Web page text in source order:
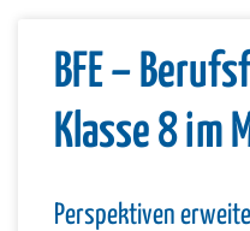
BFE –
Klasse 8 im
Perspektiven